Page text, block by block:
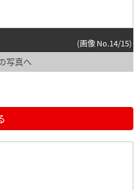
(画像 No.14/15)
写真へ